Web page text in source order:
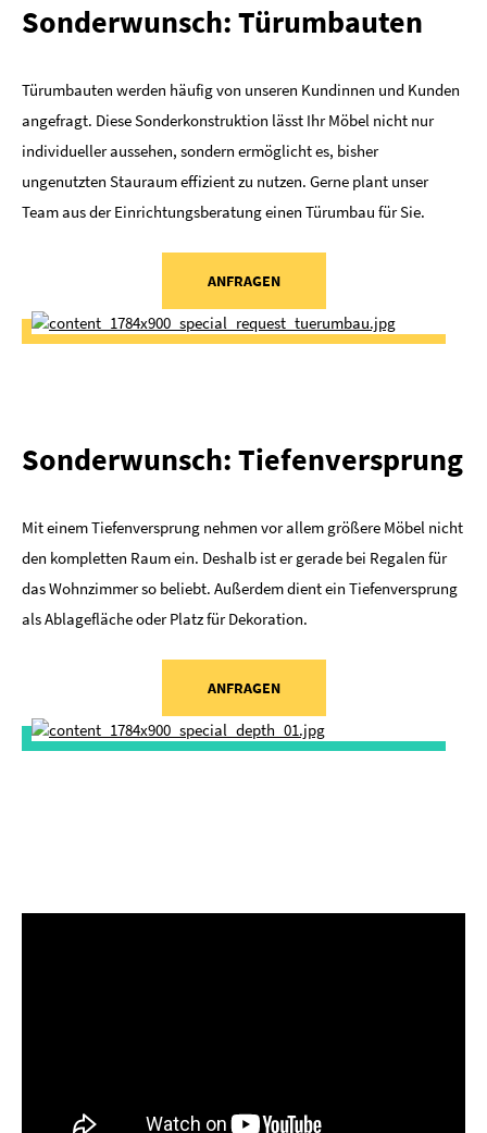
Sonderwunsch: Türumbauten
Türumbauten werden häufig von unseren Kundinnen und Kunden
angefragt. Diese Sonderkonstruktion lässt Ihr Möbel nicht nur
individueller aussehen, sondern ermöglicht es, bisher
ungenutzten Stauraum effizient zu nutzen. Gerne plant unser
Team aus der Einrichtungsberatung einen Türumbau für Sie.
ANFRAGEN
Sonderwunsch: Tiefenversprung
Mit einem Tiefenversprung nehmen vor allem größere Möbel nicht
den kompletten Raum ein. Deshalb ist er gerade bei Regalen für
das Wohnzimmer so beliebt. Außerdem dient ein Tiefenversprung
als Ablagefläche oder Platz für Dekoration.
ANFRAGEN